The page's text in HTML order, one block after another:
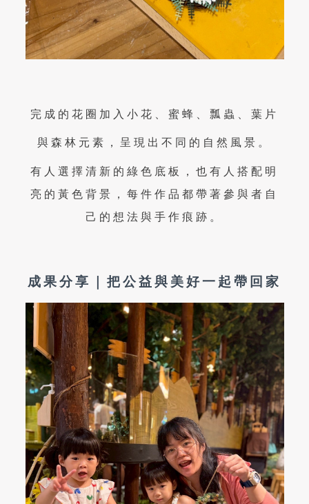
完成的花圈加入小花、蜜蜂、瓢蟲、葉片
與森林元素，呈現出不同的自然風景。
有人選擇清新的綠色底板，也有人搭配明
亮的黃色背景，每件作品都帶著參與者自
己的想法與手作痕跡。
成果分享｜把公益與美好一起帶回家